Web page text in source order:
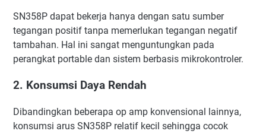
SN358P dapat bekerja hanya dengan satu sumber
tegangan positif tanpa memerlukan tegangan negatif
tambahan. Hal ini sangat menguntungkan pada
perangkat portable dan sistem berbasis mikrokontroler.
2. Konsumsi Daya Rendah
Dibandingkan beberapa op amp konvensional lainnya,
konsumsi arus SN358P relatif kecil sehingga cocok